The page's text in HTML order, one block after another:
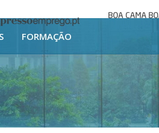
Emprego
mesa
FORMAÇÃO